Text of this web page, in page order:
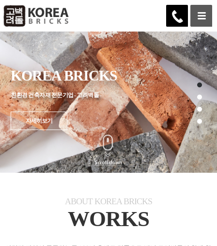
KOREA BRICKS
친환경 건축자재 전문기업 - 고려벽돌 -
자세히보기
ABOUT KOREA BRICKS
WORKS